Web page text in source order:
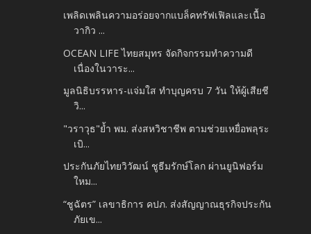
เพลิดเพลินความอร่อยจากแบล็คทรัฟเฟิลและเนื้อ
วากิว ...
OCEAN LIFE ไทยสมุทร จัดกิจกรรมทำความดี
เนื่องในวาระ...
มูลนิธิบรรหาร-แจ่มใส ทำบุญครบ 7 วัน ให้ผู้เสียชี
วิ...
"วราวุธ"ย้ำ พม. ส่งสหวิชาชีพ ตามช่วยเหยื่อพลุระ
เบิ...
ประกันภัยไทยวิวัฒน์ ชูธีมรักษ์โลก ผ่านยูนิฟอร์ม
ใหม...
“ชูฉัตร” เลขาธิการ คปภ. ส่งสัญญาณธุรกิจประกัน
ภัยเข...